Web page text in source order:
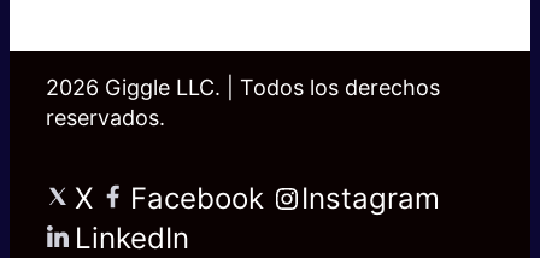
2026 Giggle LLC. | Todos los derechos
reservados.
X Facebook
Instagram
LinkedIn